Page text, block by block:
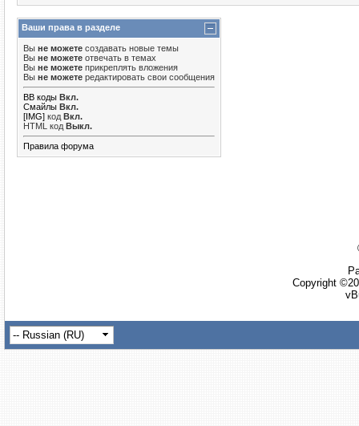
Ваши права в разделе
Вы не можете создавать новые темы
Вы не можете отвечать в темах
Вы не можете прикреплять вложения
Вы не можете редактировать свои сообщения
BB коды Вкл.
Смайлы Вкл.
[IMG] код Вкл.
HTML код Выкл.
Правила форума
Copyright